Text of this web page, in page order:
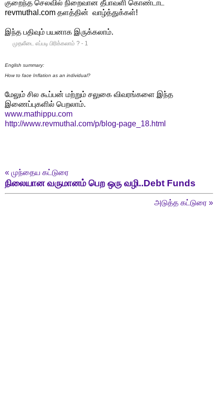
குறைந்த செலவில் நிறைவான தீபாவளி கொண்டாட
revmuthal.com தளத்தின் வாழ்த்துக்கள்!
இந்த பதிவும் பயனாக இருக்கலாம்.
முதலீடை எப்படி பிரிக்கலாம் ? - 1
English summary:
How to face Inflation as an individual?
மேலும் சில கூப்பன் மற்றும் சலுகை விவரங்களை இந்த
இணைப்புகளில் பெறலாம்.
www.mathippu.com
http://www.revmuthal.com/p/blog-page_18.html
« முந்தைய கட்டுரை
நிலையான வருமானம் பெற ஒரு வழி..Debt Funds
அடுத்த கட்டுரை »